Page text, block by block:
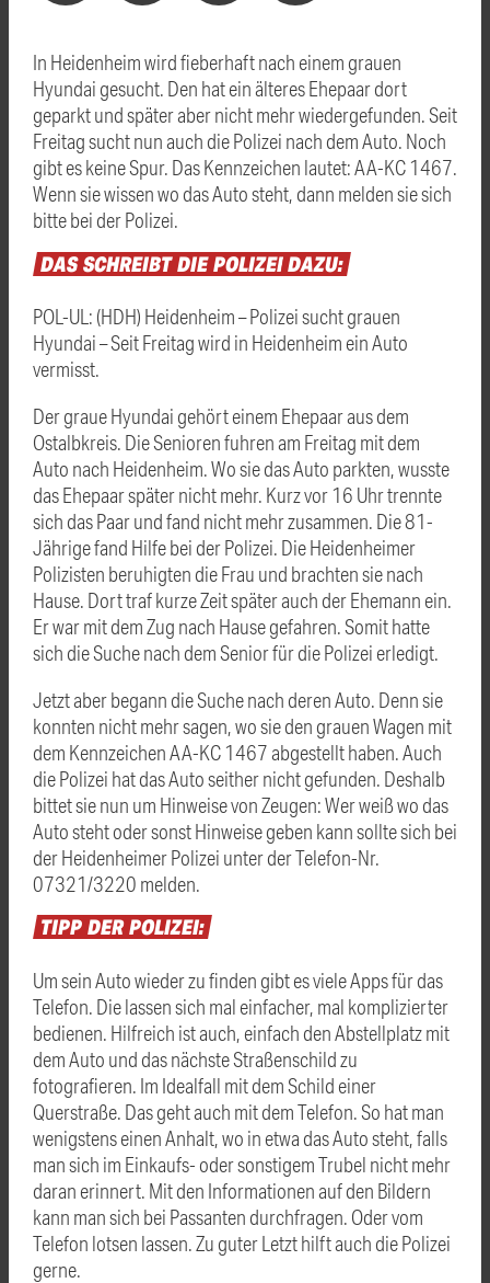
In Heidenheim wird fieberhaft nach einem grauen
Hyundai gesucht. Den hat ein älteres Ehepaar dort
geparkt und später aber nicht mehr wiedergefunden. Seit
Freitag sucht nun auch die Polizei nach dem Auto. Noch
gibt es keine Spur. Das Kennzeichen lautet: AA-KC 1467.
Wenn sie wissen wo das Auto steht, dann melden sie sich
bitte bei der Polizei.
DASSCHREIBTDIEPOLIZEIDAZU:
POL-UL: (HDH) Heidenheim – Polizei sucht grauen
Hyundai – Seit Freitag wird in Heidenheim ein Auto
vermisst.
Der graue Hyundai gehört einem Ehepaar aus dem
Ostalbkreis. Die Senioren fuhren am Freitag mit dem
Auto nach Heidenheim. Wo sie das Auto parkten, wusste
das Ehepaar später nicht mehr. Kurz vor 16 Uhr trennte
sich das Paar und fand nicht mehr zusammen. Die 81-
Jährige fand Hilfe bei der Polizei. Die Heidenheimer
Polizisten beruhigten die Frau und brachten sie nach
Hause. Dort traf kurze Zeit später auch der Ehemann ein.
Er war mit dem Zug nach Hause gefahren. Somit hatte
sich die Suche nach dem Senior für die Polizei erledigt.
Jetzt aber begann die Suche nach deren Auto. Denn sie
konnten nicht mehr sagen, wo sie den grauen Wagen mit
dem Kennzeichen AA-KC 1467 abgestellt haben. Auch
die Polizei hat das Auto seither nicht gefunden. Deshalb
bittet sie nun um Hinweise von Zeugen: Wer weiß wo das
Auto steht oder sonst Hinweise geben kann sollte sich bei
der Heidenheimer Polizei unter der Telefon-Nr.
07321/3220 melden.
TIPP DERPOLIZEI:
Um sein Auto wieder zu finden gibt es viele Apps für das
Telefon. Die lassen sich mal einfacher, mal komplizierter
bedienen. Hilfreich ist auch, einfach den Abstellplatz mit
dem Auto und das nächste Straßenschild zu
fotografieren. Im Idealfall mit dem Schild einer
Querstraße. Das geht auch mit dem Telefon. So hat man
wenigstens einen Anhalt, wo in etwa das Auto steht, falls
man sich im Einkaufs- oder sonstigem Trubel nicht mehr
daran erinnert. Mit den Informationen auf den Bildern
kann man sich bei Passanten durchfragen. Oder vom
Telefon lotsen lassen. Zu guter Letzt hilft auch die Polizei
gerne.